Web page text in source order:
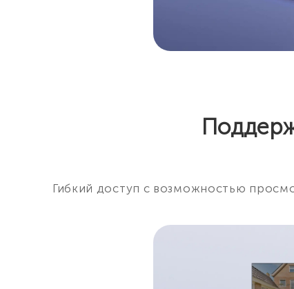
Гибкий доступ с возможностью